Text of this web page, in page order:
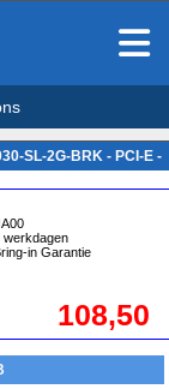
SL-2G-BRK - PCI-E -
in Garantie
108,50